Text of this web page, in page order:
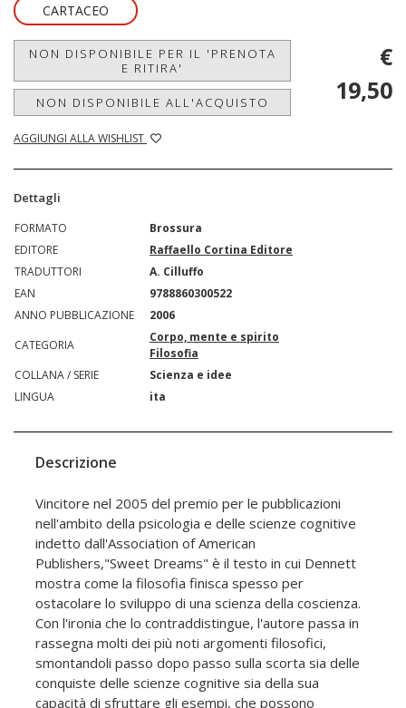
CARTACEO
NON DISPONIBILE PER IL 'PRENOTA
E RITIRA'
NON DISPONIBILE ALL'ACQUISTO
AGGIUNGI ALLA WISHLIST
€
19,50
Dettagli
FORMATO
Brossura
EDITORE
Raffaello Cortina Editore
TRADUTTORI
A. Cilluffo
EAN
9788860300522
ANNO PUBBLICAZIONE
2006
CATEGORIA
Corpo, mente e spirito
Filosofia
COLLANA / SERIE
Scienza e idee
LINGUA
ita
Descrizione
Vincitore nel 2005 del premio per le pubblicazioni
nell'ambito della psicologia e delle scienze cognitive
indetto dall'Association of American
Publishers,"Sweet Dreams" è il testo in cui Dennett
mostra come la filosofia finisca spesso per
ostacolare lo sviluppo di una scienza della coscienza.
Con l'ironia che lo contraddistingue, l'autore passa in
rassegna molti dei più noti argomenti filosofici,
smontandoli passo dopo passo sulla scorta sia delle
conquiste delle scienze cognitive sia della sua
capacità di sfruttare gli esempi, che possono